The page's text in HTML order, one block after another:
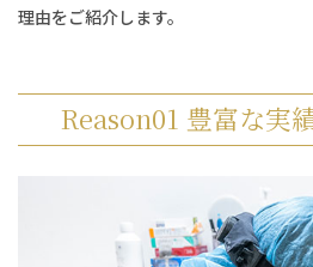
理由をご紹介します。
Reason01 豊富な実